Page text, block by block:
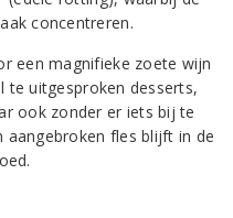
concentreren.
een magnifieke zoete wijn
uitgesproken desserts,
ook zonder er iets bij te
aangebroken fles blijft in de